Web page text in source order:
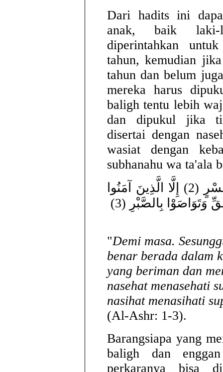
Dari hadits ini
anak, baik laki-
diperintahkan
tahun, kemudian
tahun dan belum
mereka harus
baligh tentu lebih
dan dipukul jika
disertai dengan
wasiat dengan
subhanahu wa ta'ala
وَالْعَصْرِ (1) إِنَّ الْإِنْسَانَ لَفِي خُسْرٍ (2) إِلَّا الَّذِينَ آمَنُوا
وَتَوَاصَوْا بِالصَّبْرِ (3)
"Demi masa.
benar berada dalam
yang beriman dan
nasehat menasehati
nasihat menasihati
(Al-Ashr: 1-3).
Barangsiapa yang
baligh dan
perkaranya bisa